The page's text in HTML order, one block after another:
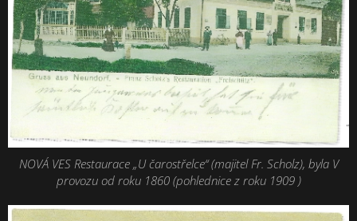
NOVÁ VES Restaurace „U čarostřelce“ (majitel Fr. Scholz), byla V
provozu od roku 1860 (pohlednice z roku 1909 )